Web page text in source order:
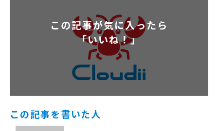
この記事が気に入ったら
「いいね！」
この記事を書いた人